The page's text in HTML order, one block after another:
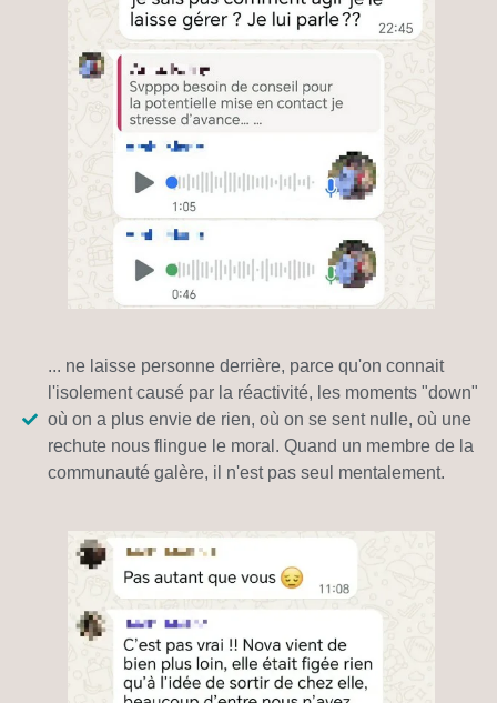
... ne laisse personne derrière, parce qu'on connait
l'isolement causé par la réactivité, les moments "down"
où on a plus envie de rien, où on se sent nulle, où une
rechute nous flingue le moral. Quand un membre de la
communauté galère, il n'est pas seul mentalement.